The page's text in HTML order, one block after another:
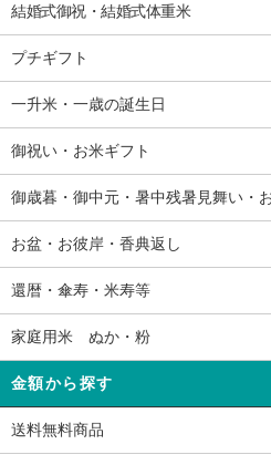
結婚式御祝・結婚式体重米
プチギフト
一升米・一歳の誕生日
御祝い・お米ギフト
御歳暮・御中元・暑中残暑見舞い・
お盆・お彼岸・香典返し
還暦・傘寿・米寿等
家庭用米 ぬか・粉
金額から探す
送料無料商品